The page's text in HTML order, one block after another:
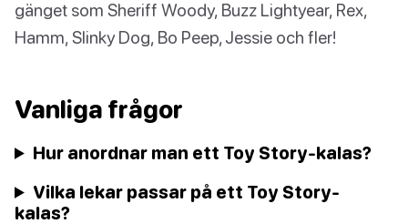
gänget som Sheriff Woody, Buzz Lightyear, Rex,
Hamm, Slinky Dog, Bo Peep, Jessie och fler!
Vanliga frågor
Hur anordnar man ett Toy Story-kalas?
Vilka lekar passar på ett Toy Story-
kalas?